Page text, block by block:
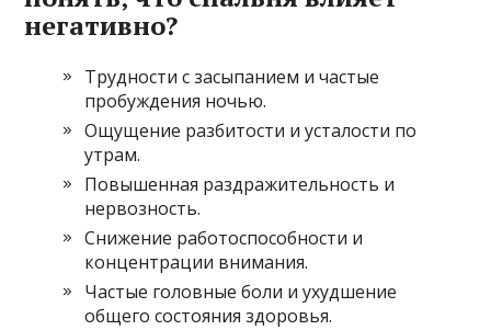
негативно?
Трудности с засыпанием и частые
пробуждения ночью.
Ощущение разбитости и усталости по
утрам.
Повышенная раздражительность и
нервозность.
Снижение работоспособности и
концентрации внимания.
Частые головные боли и ухудшение
общего состояния здоровья.